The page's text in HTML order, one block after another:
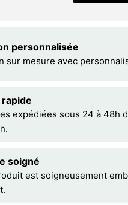
personnalisée
sur mesure avec
expédiées sous 24 à 48h
soigné
est soigneusement